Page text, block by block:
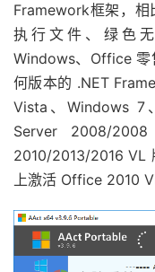
Framework框架，相
执行文件、绿色
Windows、Office 零
何版本的 .NET
Vista、Windows 7
Server 2008/
2010/2013/2016 VL
上激活 Office 2010